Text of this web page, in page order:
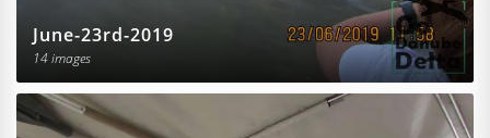
June-23rd-2019
14 images